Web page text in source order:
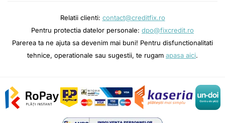
Relatii clienti: contact@creditfix.ro
Pentru protectia datelor personale: dpo@fixcredit.ro
Parerea ta ne ajuta sa devenim mai buni! Pentru disfunctionalitati
tehnice, operationale sau sugestii, te rugam apasa aici.